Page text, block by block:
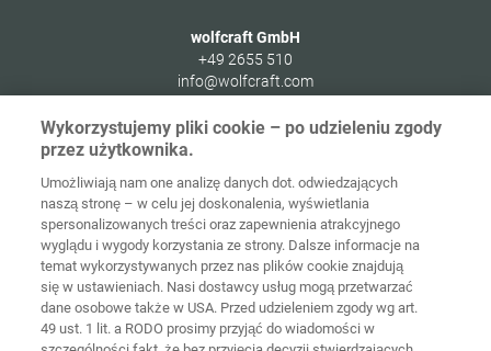
wolfcraft GmbH
+49 2655 510
info@wolfcraft.com
56746Kempenich
Strona
główna Kontakt Nota prawna
Ochrona
danych
Ogólne
warunki Polityka
Wykorzystujemy pliki cookie – po udzieleniu zgody
przez użytkownika.
Umożliwiają nam one analizę danych dot. odwiedzających
naszą stronę – w celu jej doskonalenia, wyświetlania
spersonalizowanych treści oraz zapewnienia atrakcyjnego
wyglądu i wygody korzystania ze strony. Dalsze informacje na
temat wykorzystywanych przez nas plików cookie znajdują
się w ustawieniach. Nasi dostawcy usług mogą przetwarzać
dane osobowe także w USA. Przed udzieleniem zgody wg art.
49 ust. 1 lit. a RODO prosimy przyjąć do wiadomości w